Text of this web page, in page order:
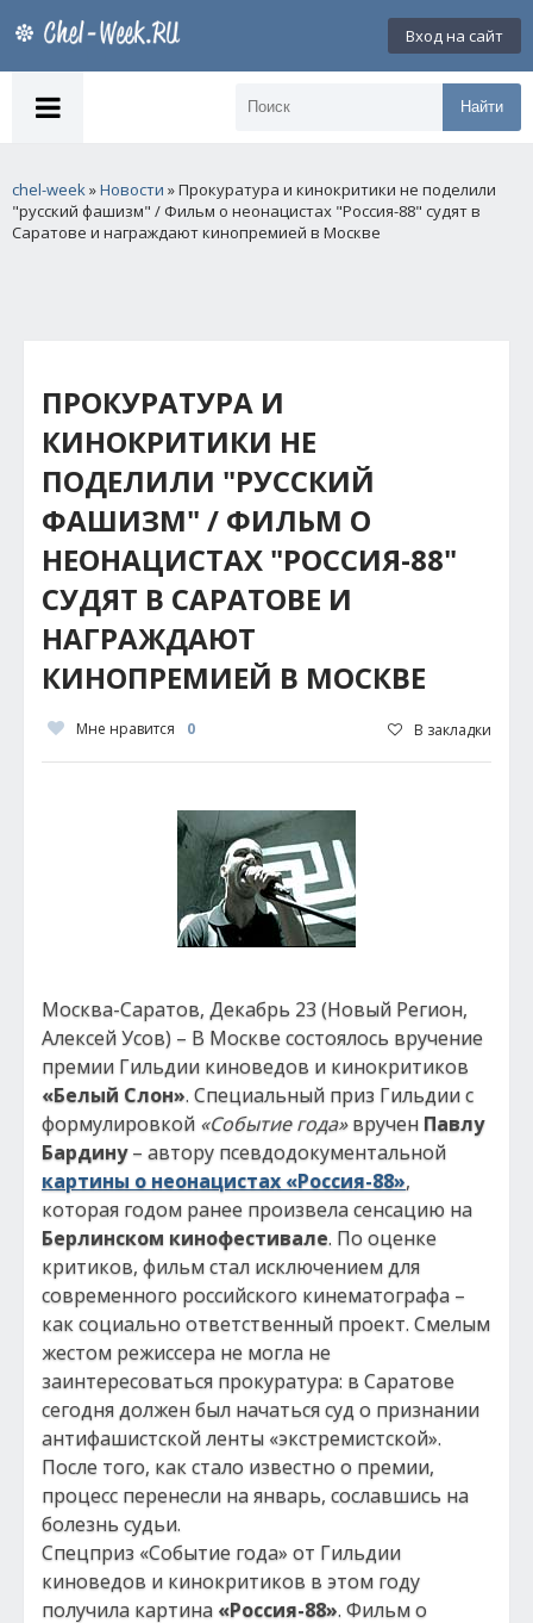
Вход на сайт
Найти
chel-week»Новости » Прокуратура и кинокритики не поделили
"русский фашизм" / Фильм о неонацистах "Россия-88" судят в
Саратове и награждают кинопремией в Москве
ПРОКУРАТУРА И
КИНОКРИТИКИ НЕ
ПОДЕЛИЛИ "РУССКИЙ
ФАШИЗМ" / ФИЛЬМ О
НЕОНАЦИСТАХ "РОССИЯ-88"
СУДЯТ В САРАТОВЕ И
НАГРАЖДАЮТ
КИНОПРЕМИЕЙ В МОСКВЕ
Мне нравится 0 В закладки
Москва-Саратов, Декабрь 23 (Новый Регион,
Алексей Усов) – В Москве состоялось вручение
премии Гильдии киноведов и кинокритиков
«Белый Слон». Специальный приз Гильдии с
формулировкой «Событие года»вручен Павлу
Бардину– автору псевдодокументальной
картины о неонацистах «Россия-88»,
которая годом ранее произвела сенсацию на
Берлинском кинофестивале. По оценке
критиков, фильм стал исключением для
современного российского кинематографа –
как социально ответственный проект. Смелым
жестом режиссера не могла не
заинтересоваться прокуратура: в Саратове
сегодня должен был начаться суд о признании
антифашистской ленты «экстремистской».
После того, как стало известно о премии,
процесс перенесли на январь, сославшись на
болезнь судьи.
Спецприз «Событие года» от Гильдии
киноведов и кинокритиков в этом году
получила картина «Россия-88». Фильм о